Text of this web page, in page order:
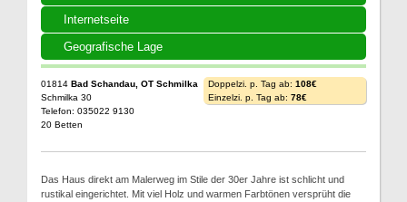
Internetseite
Geografische Lage
01814 Bad Schandau, OT Schmilka
Schmilka 30
Telefon: 035022 9130
20 Betten
Doppelzi. p. Tag ab: 108€
Einzelzi. p. Tag ab: 78€
Das Haus direkt am Malerweg im Stile der 30er Jahre ist schlicht und
rustikal eingerichtet. Mit viel Holz und warmen Farbtönen versprüht die